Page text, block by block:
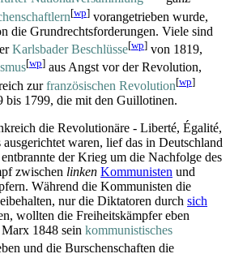
[wp] vorangetrieben wurde,
die Grundrechtsf­orderungen. Viele sind
Karlsbader Beschlüsse[wp] von 1819,
[wp] aus Angst vor der Revolution,
zurfranzösischen Revolution[wp]
bis 1799, die mit den Guillotinen.
die Revolutionäre - Liberté, Égalité,
waren, lief das in Deutschland
der Krieg um die Nachfolge des
zwischen linken Kommunisten und
Während die Kommunisten die
nur die Diktatoren durch sich
wollten die Freiheitskämpfer eben
1848 sein kommunistisches
und die Burschenschaften die